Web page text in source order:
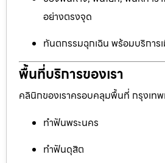
อย่างตรงจุด
ทันตกรรมฉุกเฉิน พร้อมบริการ
พื้นที่บริการของเรา
คลินิกของเราครอบคลุมพื้นที่ กรุงเท
ทำฟันพระนคร
ทำฟันดุสิต